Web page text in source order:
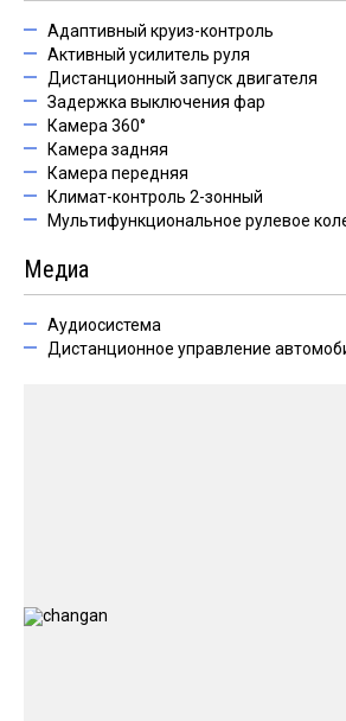
Адаптивный круиз-контроль
Активный усилитель руля
Дистанционный запуск двигателя
Задержка выключения фар
Камера 360°
Камера задняя
Камера передняя
Климат-контроль 2-зонный
Мультифункциональное рулевое
Медиа
Аудиосистема
Дистанционное управление